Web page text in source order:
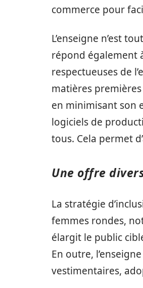
commerce pour
L’enseigne n’est
répond également
respectueuses de
matières
en minimisant son
logiciels de
tous. Cela permet
Une offre
La stratégie
femmes rondes,
élargit le public
En outre,
vestimentaires,